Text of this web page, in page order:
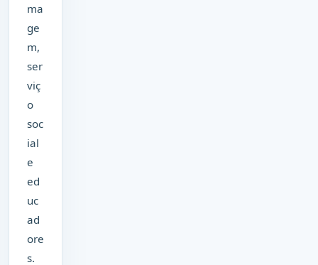
ma
ge
m,
ser
viç
o
soc
ial
e
ed
uc
ad
ore
s.